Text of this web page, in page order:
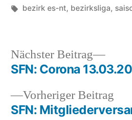
von
Schlagwörter:
bezirk es-nt, bezirksliga,
Vorheriger Beitrag
SFN:
Nächster Beitrag
SFN: Corona